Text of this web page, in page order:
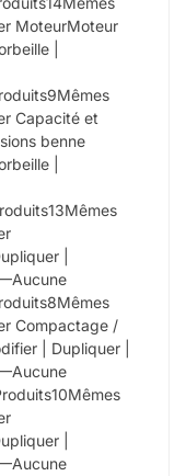
MoteurMoteur
|
Capacité et
benne
|
|
Compactage /
| Dupliquer |
|